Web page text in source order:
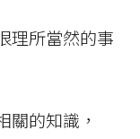
理所當然的事
關的知識，